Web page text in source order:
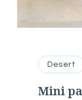
Desert
Mini